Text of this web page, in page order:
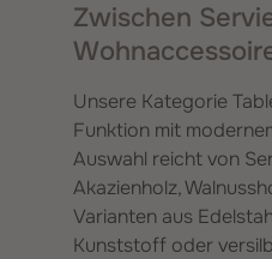
Zwischen
Unsere Kategorie
Funktion mit
Auswahl reicht von
Akazienholz,
Varianten aus
Kunststoff oder